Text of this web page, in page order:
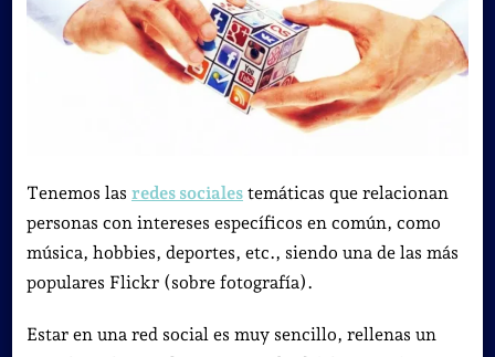
Tenemos las redes socialestemáticas que relacionan
personas con intereses específicos en común, como
música, hobbies, deportes, etc., siendo una de las más
populares Flickr (sobre fotografía).
Estar en una red social es muy sencillo, rellenas un